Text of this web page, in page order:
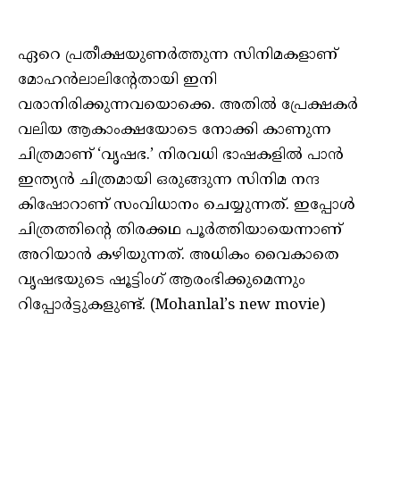
ഏറെ പ്രതീക്ഷയുണർത്തുന്ന സിനിമകളാണ്
മോഹൻലാലിന്റേതായി ഇനി
വരാനിരിക്കുന്നവയൊക്കെ. അതിൽ പ്രേക്ഷകർ
വലിയ ആകാംക്ഷയോടെ നോക്കി കാണുന്ന
ചിത്രമാണ് ‘വൃഷഭ.’ നിരവധി ഭാഷകളിൽ പാൻ
ഇന്ത്യൻ ചിത്രമായി ഒരുങ്ങുന്ന സിനിമ നന്ദ
കിഷോറാണ് സംവിധാനം ചെയ്യുന്നത്. ഇപ്പോൾ
ചിത്രത്തിന്റെ തിരക്കഥ പൂർത്തിയായെന്നാണ്
അറിയാൻ കഴിയുന്നത്. അധികം വൈകാതെ
വൃഷഭയുടെ ഷൂട്ടിംഗ് ആരംഭിക്കുമെന്നും
റിപ്പോർട്ടുകളുണ്ട്. (Mohanlal’s new movie)